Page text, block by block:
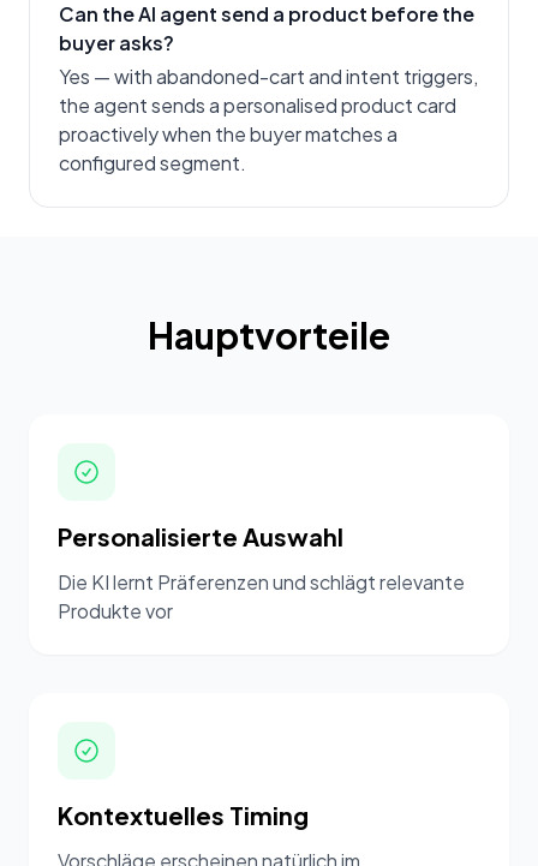
Can the AI agent send a product before the
buyer asks?
Yes — with abandoned-cart and intent triggers,
the agent sends a personalised product card
proactively when the buyer matches a
configured segment.
Hauptvorteile
Personalisierte Auswahl
Die KI lernt Präferenzen und schlägt relevante
Produkte vor
Kontextuelles Timing
Vorschläge erscheinen natürlich im